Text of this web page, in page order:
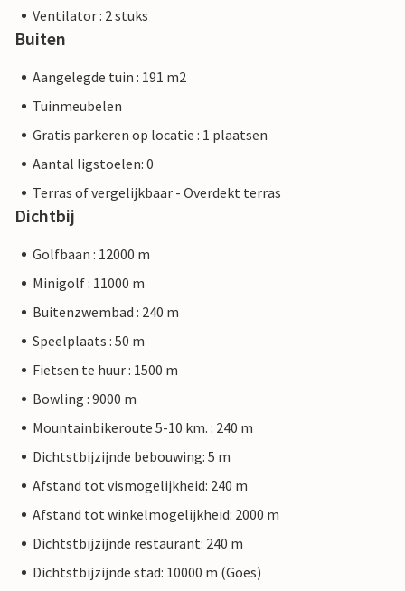
Ventilator : 2 stuks
Buiten
Aangelegde tuin : 191 m2
Tuinmeubelen
Gratis parkeren op locatie : 1 plaatsen
Aantal ligstoelen: 0
Terras of vergelijkbaar - Overdekt terras
Dichtbij
Golfbaan : 12000 m
Minigolf : 11000 m
Buitenzwembad : 240 m
Speelplaats : 50 m
Fietsen te huur : 1500 m
Bowling : 9000 m
Mountainbikeroute 5-10 km. : 240 m
Dichtstbijzijnde bebouwing: 5 m
Afstand tot vismogelijkheid: 240 m
Afstand tot winkelmogelijkheid: 2000 m
Dichtstbijzijnde restaurant: 240 m
Dichtstbijzijnde stad: 10000 m (Goes)